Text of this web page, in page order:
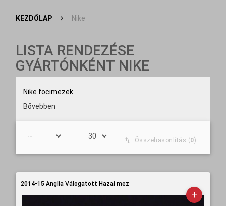
KEZDŐLAP > Nike
LISTA RENDEZÉSE
GYÁRTÓNKÉNT NIKE
Nike focimezek
Bővebben
Összehasonlítás (0)
2014-15 Anglia Válogatott Hazai mez